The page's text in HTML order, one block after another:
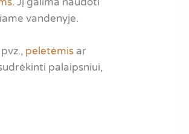
vandenyje.
peletėmis ar
palaipsniui,